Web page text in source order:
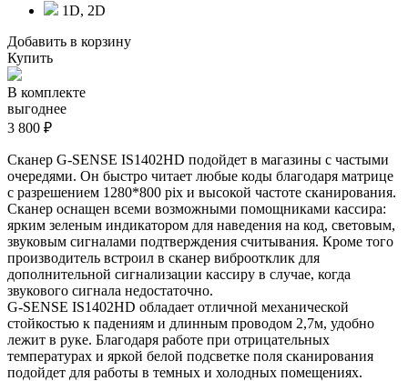
1D, 2D
Добавить в корзину
Купить
В комплекте
выгоднее
3 800 ₽
Сканер G-SENSE IS1402HD подойдет в магазины с частыми
очередями. Он быстро читает любые коды благодаря матрице
с разрешением 1280*800 pix и высокой частоте сканирования.
Сканер оснащен всеми возможными помощниками кассира:
ярким зеленым индикатором для наведения на код, световым,
звуковым сигналами подтверждения считывания. Кроме того
производитель встроил в сканер виброотклик для
дополнительной сигнализации кассиру в случае, когда
звукового сигнала недостаточно.
G-SENSE IS1402HD обладает отличной механической
стойкостью к падениям и длинным проводом 2,7м, удобно
лежит в руке. Благодаря работе при отрицательных
температурах и яркой белой подсветке поля сканирования
подойдет для работы в темных и холодных помещениях.